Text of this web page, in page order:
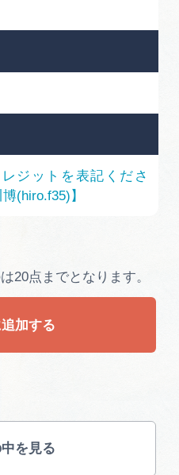
リー
せ
ジットを表記くださ
(hiro.f35)】
20点までとなります。
加する
を見る